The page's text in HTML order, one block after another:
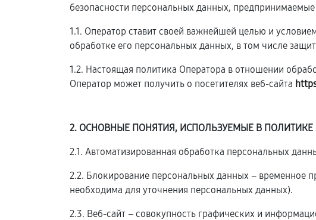
безопасности персональных данных,
1.1. Оператор ставит своей важнейшей целью и
обработке его персональных данных, в том числе
1.2. Настоящая политика Оператора в отношении
Оператор может получить о посетителях веб-сайта
2. ОСНОВНЫЕ ПОНЯТИЯ, ИСПОЛЬЗУЕМЫЕ В ПОЛИТИКЕ
2.1. Автоматизированная обработка персональных
2.2. Блокирование персональных данных – временное
необходима для уточнения персональных данных).
2.3. Веб-сайт – совокупность графических и